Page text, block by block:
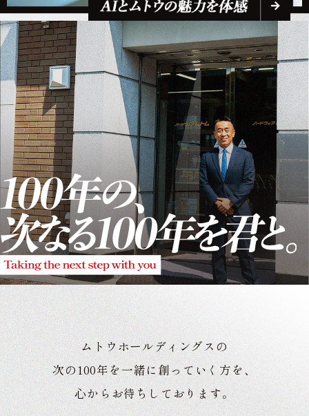
ムトウホールディングスの
次の100年を一緒に創っていく方を、
心からお待ちしております。